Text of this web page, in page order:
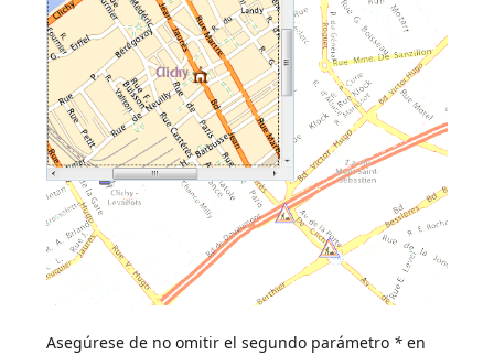
Asegúrese de no omitir el segundo parámetro * en